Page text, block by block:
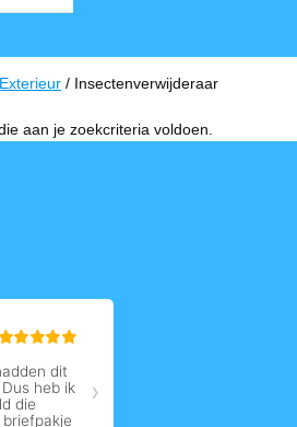
Exterieur / Insectenverwijderaar
aan je zoekcriteria voldoen.